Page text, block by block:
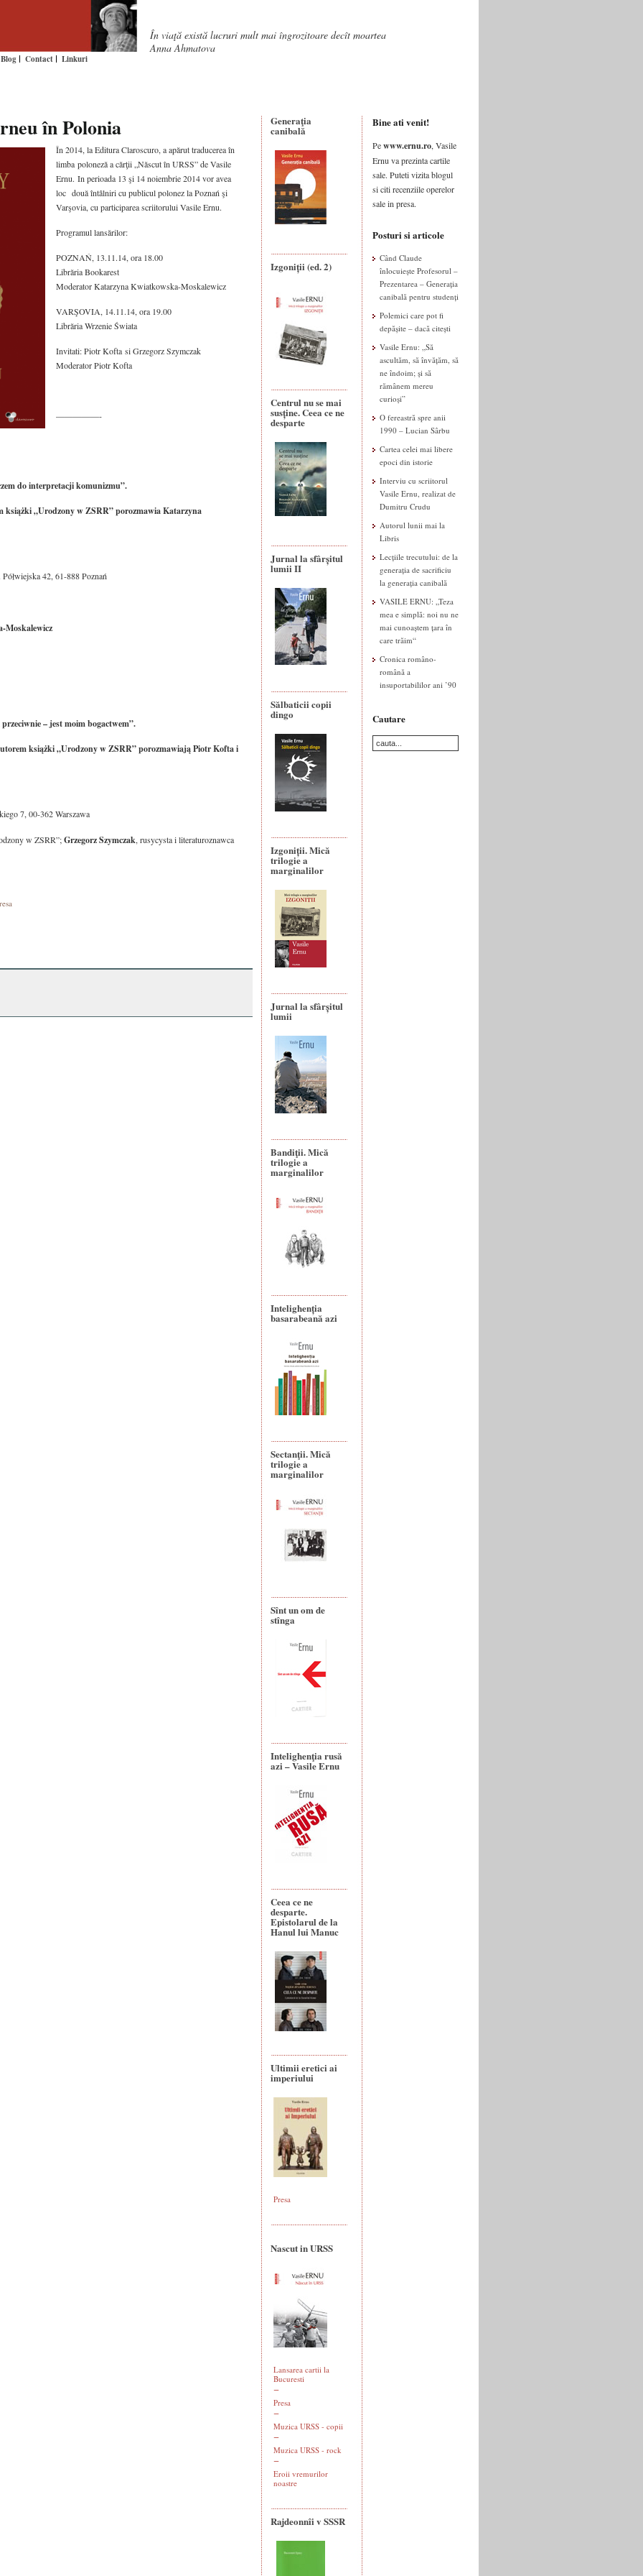
Blog Contact Linkuri
În viaţă există lucruri mult mai îngrozitoare decît moartea
Anna Ahmatova
în Polonia
În 2014, la Editura Claroscuro, a apărut traducerea în
limba poloneză a cărţii „Născut în URSS” de Vasile
Ernu. In perioada 13 şi 14 noiembrie 2014 vor avea
loc două întâlniri cu publicul polonez la Poznań şi
Varşovia, cu participarea scriitorului Vasile Ernu.
Programul lansărilor:
POZNAŃ, 13.11.14, ora 18.00
Librăria Bookarest
Moderator Katarzyna Kwiatkowska-Moskalewicz
VARŞOVIA, 14.11.14, ora 19.00
Librăria Wrzenie Świata
Invitati: Piotr Kofta si Grzegorz Szymczak
Moderator Piotr Kofta
—————-
do interpretacji komunizmu”.
książki „Urodzony w ZSRR” porozmawia Katarzyna
Półwiejska 42, 61-888 Poznań
Moskalewicz
– jest moim bogactwem”.
książki „Urodzony w ZSRR” porozmawiają Piotr Kofta i
7, 00-362 Warszawa
w ZSRR”;Grzegorz Szymczak, rusycysta i literaturoznawca
Generaţia
canibală
Izgoniții (ed. 2)
Centrul nu se mai
susține. Ceea ce ne
desparte
Jurnal la sfârșitul
lumii II
Sălbaticii copii
dingo
Izgoniții. Mică
trilogie a
marginalilor
Jurnal la sfârșitul
lumii
Bandiţii. Mică
trilogie a
marginalilor
Intelighenția
basarabeană azi
Sectanţii. Mică
trilogie a
marginalilor
Sînt un om de
stînga
Intelighenţia rusă
azi – Vasile Ernu
Ceea ce ne
desparte.
Epistolarul de la
Hanul lui Manuc
Ultimii eretici ai
imperiului
Presa
Nascut in URSS
Lansarea cartii la
Bucuresti
Presa
Muzica URSS - copii
Muzica URSS - rock
Eroii vremurilor
noastre
Rajdeonnîi v SSSR
Bine ati venit!
Pewww.ernu.ro, Vasile
Ernu va prezinta cartile
sale. Puteti vizita blogul
si citi recenziile operelor
sale in presa.
Posturi si articole
Când Claude
înlocuiește Profesorul –
Prezentarea – Generația
canibală pentru studenți
Polemici care pot fi
depășite – dacă citești
Vasile Ernu: „Să
ascultăm, să învățăm, să
ne îndoim; și să
rămânem mereu
curioși”
O fereastră spre anii
1990 – Lucian Sârbu
Cartea celei mai libere
epoci din istorie
Interviu cu scriitorul
Vasile Ernu, realizat de
Dumitru Crudu
Autorul lunii mai la
Libris
Lecțiile trecutului: de la
generația de sacrificiu
la generația canibală
VASILE ERNU: „Teza
mea e simplă: noi nu ne
mai cunoaștem țara în
care trăim“
Cronica româno-
română a
insuportabililor ani ’90
Cautare